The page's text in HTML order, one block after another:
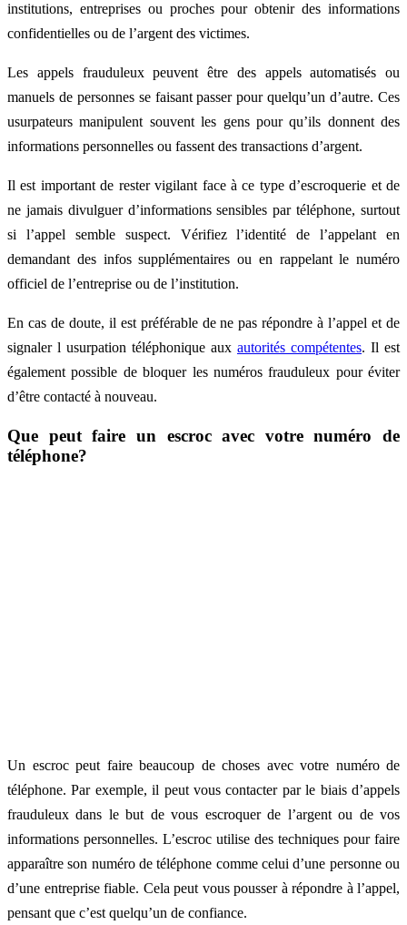
institutions, entreprises ou proches pour obtenir des informations
confidentielles ou de l’argent des victimes.
Les appels frauduleux peuvent être des appels automatisés ou
manuels de personnes se faisant passer pour quelqu’un d’autre. Ces
usurpateurs manipulent souvent les gens pour qu’ils donnent des
informations personnelles ou fassent des transactions d’argent.
Il est important de rester vigilant face à ce type d’escroquerie et de
ne jamais divulguer d’informations sensibles par téléphone, surtout
si l’appel semble suspect. Vérifiez l’identité de l’appelant en
demandant des infos supplémentaires ou en rappelant le numéro
officiel de l’entreprise ou de l’institution.
En cas de doute, il est préférable de ne pas répondre à l’appel et de
signaler l usurpation téléphonique aux autorités compétentes. Il est
également possible de bloquer les numéros frauduleux pour éviter
d’être contacté à nouveau.
Que peut faire un escroc avec votre numéro de
téléphone?
Un escroc peut faire beaucoup de choses avec votre numéro de
téléphone. Par exemple, il peut vous contacter par le biais d’appels
frauduleux dans le but de vous escroquer de l’argent ou de vos
informations personnelles. L’escroc utilise des techniques pour faire
apparaître son numéro de téléphone comme celui d’une personne ou
d’une entreprise fiable. Cela peut vous pousser à répondre à l’appel,
pensant que c’est quelqu’un de confiance.